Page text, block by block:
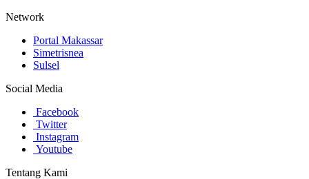
Network
Portal Makassar
Simetrisnea
Sulsel
Social Media
Facebook
Twitter
Instagram
Youtube
Tentang Kami